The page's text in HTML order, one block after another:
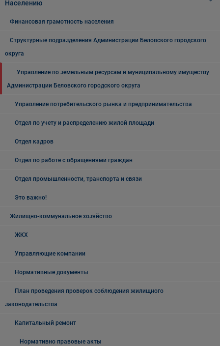
Населению
Финансовая грамотность населения
Структурные подразделения Администрации Беловского городского
округа
Управление по земельным ресурсам и муниципальному имуществу
Администрации Беловского городского округа
Управление потребительского рынка и предпринимательства
Отдел по учету и распределению жилой площади
Отдел кадров
Отдел по работе с обращениями граждан
Отдел промышленности, транспорта и связи
Это важно!
Жилищно-коммунальное хозяйство
ЖКХ
Управляющие компании
Нормативные документы
План проведения проверок соблюдения жилищного
законодательства
Капитальный ремонт
Нормативно правовые акты